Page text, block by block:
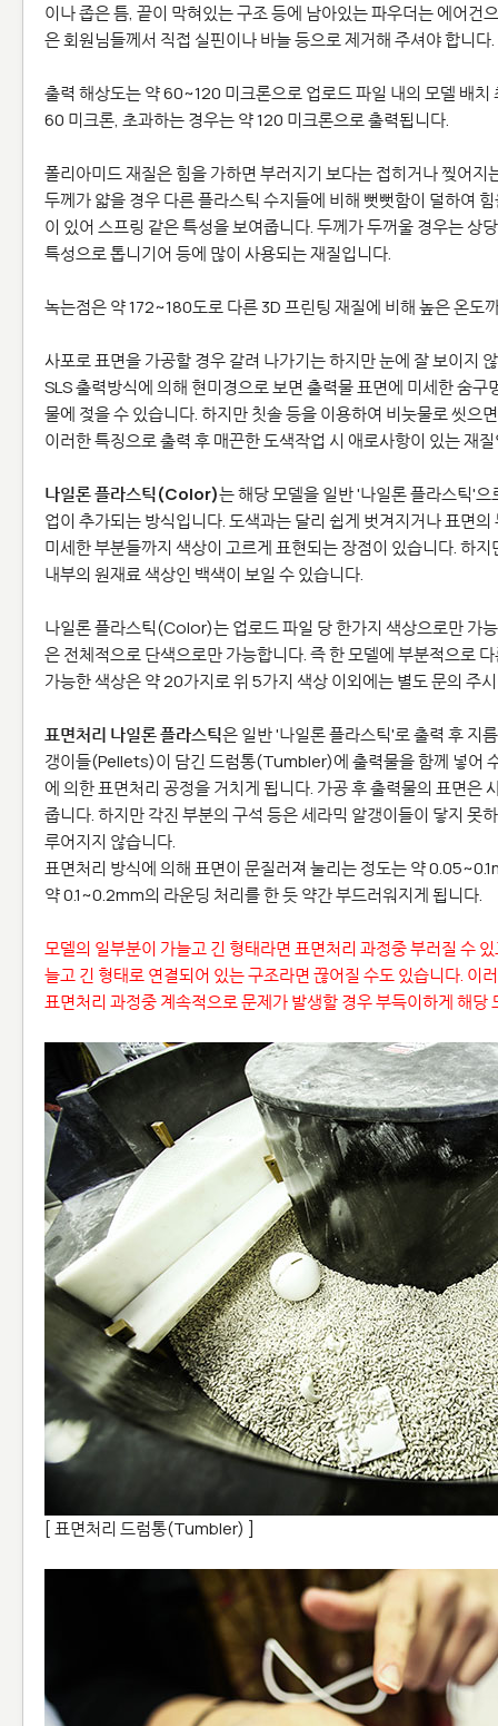
이나 좁은 틈, 끝이 막혀있는 구조 등에 남아있는 파우더는 에어건
은 회원님들께서 직접 실핀이나 바늘 등으로 제거해 주셔야 합니다.
출력 해상도는 약 60~120 미크론으로 업로드 파일 내의 모델 배
60 미크론, 초과하는 경우는 약 120 미크론으로 출력됩니다.
폴리아미드 재질은 힘을 가하면 부러지기 보다는 접히거나 찢어지
두께가 얇을 경우 다른 플라스틱 수지들에 비해 뻣뻣함이 덜하여
이 있어 스프링 같은 특성을 보여줍니다. 두께가 두꺼울 경우는 상
특성으로 톱니기어 등에 많이 사용되는 재질입니다.
녹는점은 약 172~180도로 다른 3D 프린팅 재질에 비해 높은 온도
사포로 표면을 가공할 경우 갈려 나가기는 하지만 눈에 잘 보이지
SLS 출력방식에 의해 현미경으로 보면 출력물 표면에 미세한 숨
물에 젖을 수 있습니다. 하지만 칫솔 등을 이용하여 비눗물로 씻으
이러한 특징으로 출력 후 매끈한 도색작업 시 애로사항이 있는 재
나일론 플라스틱(Color)는 해당 모델을 일반 '나일론 플라스틱'
업이 추가되는 방식입니다. 도색과는 달리 쉽게 벗겨지거나 표면
미세한 부분들까지 색상이 고르게 표현되는 장점이 있습니다. 하
내부의 원재료 색상인 백색이 보일 수 있습니다.
나일론 플라스틱(Color)는 업로드 파일 당 한가지 색상으로만 가
은 전체적으로 단색으로만 가능합니다. 즉 한 모델에 부분적으로
가능한 색상은 약 20가지로 위 5가지 색상 이외에는 별도 문의 주
표면처리 나일론 플라스틱은 일반 '나일론 플라스틱'로 출력 후 지
갱이들(Pellets)이 담긴 드럼통(Tumbler)에 출력물을 함께 넣어
에 의한 표면처리 공정을 거치게 됩니다. 가공 후 출력물의 표면은
줍니다. 하지만 각진 부분의 구석 등은 세라믹 알갱이들이 닿지 못
루어지지 않습니다.
표면처리 방식에 의해 표면이 문질러져 눌리는 정도는 약
약 0.1~0.2mm의 라운딩 처리를 한 듯 약간 부드러워지게 됩니다.
모델의 일부분이 가늘고 긴 형태라면 표면처리 과정중 부러질 수
늘고 긴 형태로 연결되어 있는 구조라면 끊어질 수도 있습니다. 이
표면처리 과정중 계속적으로 문제가 발생할 경우 부득이하게 해당
[ 표면처리 드럼통(Tumbler) ]